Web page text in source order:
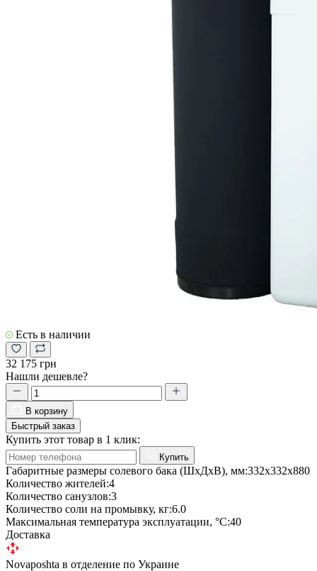
Есть в наличии
32 175 грн
Нашли дешевле?
В корзину
Быстрый заказ
Купить этот товар в 1 клик:
Купить
Габаритные размеры солевого бака (ШхДхВ), мм:332х332х880
Количество жителей:4
Количество санузлов:3
Количество соли на промывку, кг:6.0
Максимальная температура эксплуатации, °С:40
Доставка
Novaposhta в отделение по Украине